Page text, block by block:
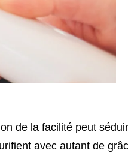
de la facilité peut
avec autant de